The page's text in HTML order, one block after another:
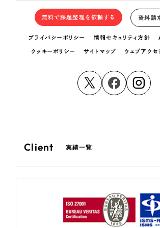
無料で課題整理を依頼する 資料請
プライバシーポリシー 情報セキュリティ方針
クッキーポリシー サイトマップ ウェブアクセ
Client 実績一覧